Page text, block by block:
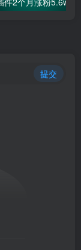
提交